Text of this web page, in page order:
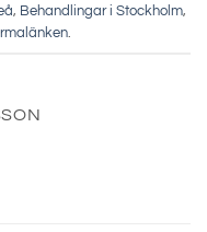
, Behandlingar i Stockholm,
.